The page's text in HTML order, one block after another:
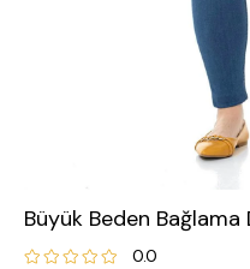
Büyük Beden Bağlama
0.0